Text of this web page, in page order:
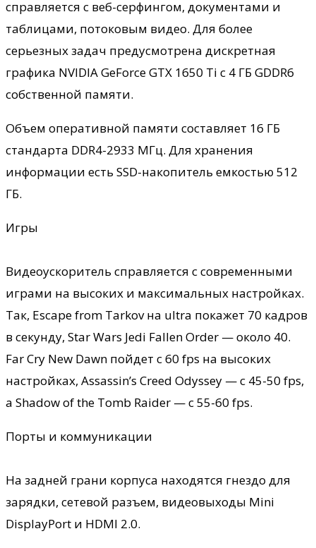
справляется с веб-серфингом, документами и
таблицами, потоковым видео. Для более
серьезных задач предусмотрена дискретная
графика NVIDIA GeForce GTX 1650 Ti с 4 ГБ GDDR6
собственной памяти.
Объем оперативной памяти составляет 16 ГБ
стандарта DDR4-2933 МГц. Для хранения
информации есть SSD-накопитель емкостью 512
ГБ.
Игры
Видеоускоритель справляется с современными
играми на высоких и максимальных настройках.
Так, Escape from Tarkov на ultra покажет 70 кадров
в секунду, Star Wars Jedi Fallen Order — около 40.
Far Cry New Dawn пойдет с 60 fps на высоких
настройках, Assassin’s Creed Odyssey — с 45-50 fps,
а Shadow of the Tomb Raider — с 55-60 fps.
Порты и коммуникации
На задней грани корпуса находятся гнездо для
зарядки, сетевой разъем, видеовыходы Mini
DisplayPort и HDMI 2.0.